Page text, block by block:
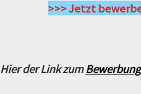
>>> Jetzt
Hier der Link zum